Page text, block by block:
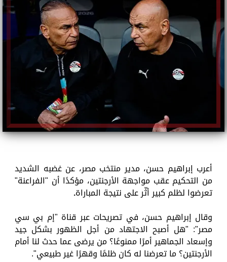
أعرب إبراهيم حسن، مدير منتخب مصر، عن غضبه الشديد
من التحكيم عقب مواجهة الأرجنتين، مؤكدًا أن "الفراعنة"
تعرضوا لظلم كبير أثّر على نتيجة المباراة.
وقال إبراهيم حسن، في تصريحات عبر قناة "إم بي سي
مصر": "هل أصبح الاجتهاد من أجل الظهور بشكل جيد
وإسعاد الجماهير أمرًا ممنوعًا؟ من يرضى عما حدث لنا أمام
الأرجنتين؟ ما تعرضنا له كان ظلمًا وقهرًا غير طبيعي".